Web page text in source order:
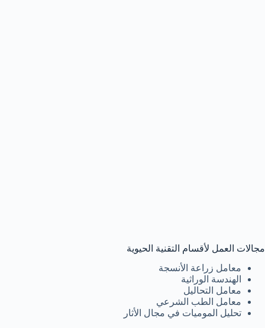
مجالات العمل لأقسام التقنية الحيوية
معامل زراعة الأنسجة
الهندسة الوراثية
معامل التحاليل
معامل الطب الشرعي
تحليل الموميات في مجال الأثار